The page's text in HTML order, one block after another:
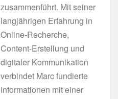
zusammenführt. Mit seiner
langjährigen Erfahrung in
Online-Recherche,
Content-Erstellung und
digitaler Kommunikation
verbindet Marc fundierte
Informationen mit einer